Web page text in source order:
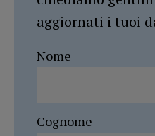
aggiornati i tuoi
Nome
Cognome